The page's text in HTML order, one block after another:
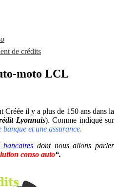
de crédits
moto LCL
il y a plus de 150 ans dans la
Lyonnais). Comme indiqué sur
banque et une assurance.
bancaires dont nous allons parler
conso auto“.